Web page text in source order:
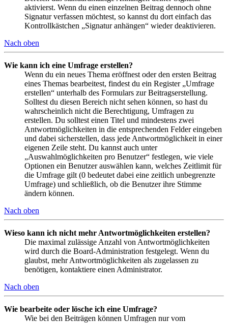
aktivierst. Wenn du einen einzelnen Beitrag dennoch ohne
Signatur verfassen möchtest, so kannst du dort einfach das
Kontrollkästchen „Signatur anhängen“ wieder deaktivieren.
Nach oben
Wie kann ich eine Umfrage erstellen?
Wenn du ein neues Thema eröffnest oder den ersten Beitrag
eines Themas bearbeitest, findest du ein Register „Umfrage
erstellen“ unterhalb des Formulars zur Beitragserstellung.
Solltest du diesen Bereich nicht sehen können, so hast du
wahrscheinlich nicht die Berechtigung, Umfragen zu
erstellen. Du solltest einen Titel und mindestens zwei
Antwortmöglichkeiten in die entsprechenden Felder eingeben
und dabei sicherstellen, dass jede Antwortmöglichkeit in einer
eigenen Zeile steht. Du kannst auch unter
„Auswahlmöglichkeiten pro Benutzer“ festlegen, wie viele
Optionen ein Benutzer auswählen kann, welches Zeitlimit für
die Umfrage gilt (0 bedeutet dabei eine zeitlich unbegrenzte
Umfrage) und schließlich, ob die Benutzer ihre Stimme
ändern können.
Nach oben
Wieso kann ich nicht mehr Antwortmöglichkeiten erstellen?
Die maximal zulässige Anzahl von Antwortmöglichkeiten
wird durch die Board-Administration festgelegt. Wenn du
glaubst, mehr Antwortmöglichkeiten als zugelassen zu
benötigen, kontaktiere einen Administrator.
Nach oben
Wie bearbeite oder lösche ich eine Umfrage?
Wie bei den Beiträgen können Umfragen nur vom